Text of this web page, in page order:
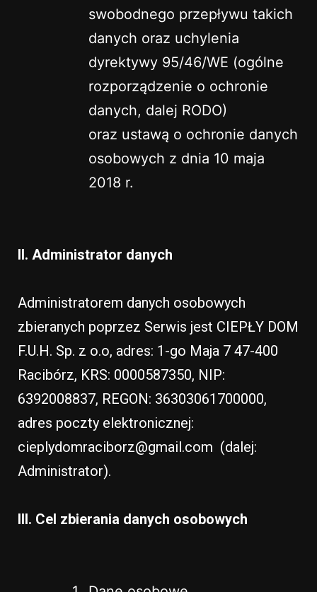
swobodnego przepływu takich
danych oraz uchylenia
dyrektywy 95/46/WE (ogólne
rozporządzenie o ochronie
danych, dalej RODO)
oraz ustawą o ochronie danych
osobowych z dnia 10 maja
2018 r.
II. Administrator danych
Administratorem danych osobowych
zbieranych poprzez Serwis jest CIEPŁY DOM
F.U.H. Sp. z o.o, adres: 1-go Maja 7 47-400
Racibórz, KRS: 0000587350, NIP:
6392008837, REGON: 36303061700000,
adres poczty elektronicznej:
cieplydomraciborz@gmail.com (dalej:
Administrator).
III. Cel zbierania danych osobowych